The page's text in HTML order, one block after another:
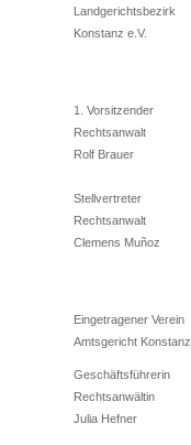
Landgerichtsbezirk
Konstanz e.V.
1. Vorsitzender
Rechtsanwalt
Rolf Brauer
Stellvertreter
Rechtsanwalt
Clemens Muñoz
Eingetragener Verein
Amtsgericht Konstanz
Geschäftsführerin
Rechtsanwältin
Julia Hefner